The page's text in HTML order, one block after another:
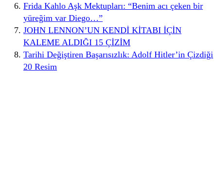
Frida Kahlo Aşk Mektupları: “Benim acı çeken bir
yüreğim var Diego…”
JOHN LENNON’UN KENDİ KİTABI İÇİN
KALEME ALDIĞI 15 ÇİZİM
Tarihi Değiştiren Başarısızlık: Adolf Hitler’in Çizdiği
20 Resim